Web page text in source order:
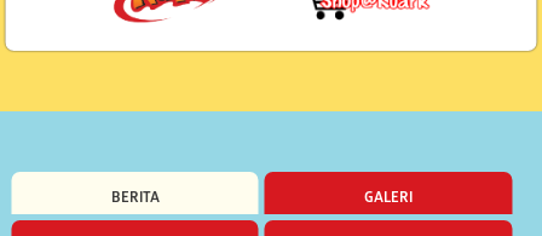
BERITA GALERI